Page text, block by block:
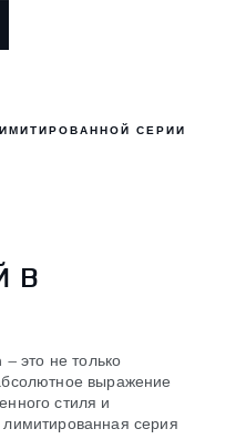
СЕРИИ
В
это не только
выражение
стиля и
серия